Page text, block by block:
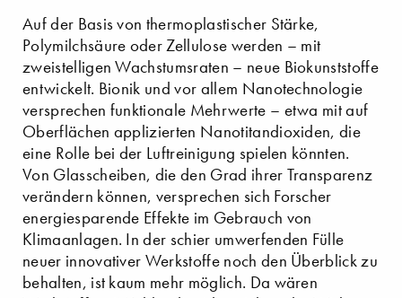
Auf der Basis von thermoplastischer Stärke,
Polymilchsäure oder Zellulose werden – mit
zweistelligen Wachstumsraten – neue Biokunststoffe
entwickelt. Bionik und vor allem Nanotechnologie
versprechen funktionale Mehrwerte – etwa mit auf
Oberflächen applizierten Nanotitandioxiden, die
eine Rolle bei der Luftreinigung spielen könnten.
Von Glasscheiben, die den Grad ihrer Transparenz
verändern können, versprechen sich Forscher
energiesparende Effekte im Gebrauch von
Klimaanlagen. In der schier umwerfenden Fülle
neuer innovativer Werkstoffe noch den Überblick zu
behalten, ist kaum mehr möglich. Da wären